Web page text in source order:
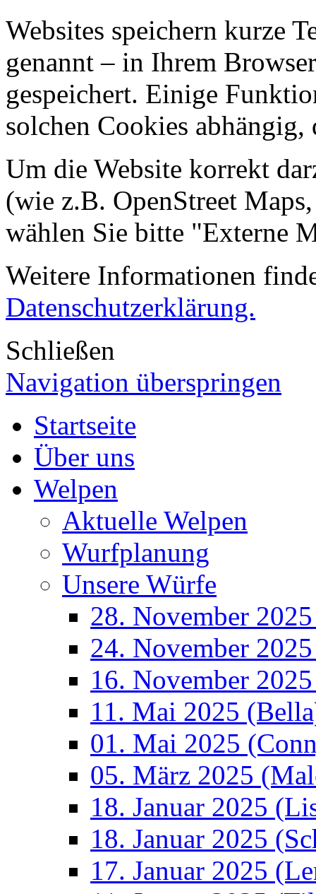
Websites speichern kurze
genannt – in Ihrem
gespeichert. Einige
solchen Cookies
Um die Website korrekt
(wie z.B. OpenStreet
wählen Sie bitte "Externe
Weitere Informationen
Datenschutzerklärung.
Schließen
Navigation überspringen
Startseite
Über uns
Welpen
Aktuelle Welpen
Wurfplanung
Unsere Würfe
28. November
24. November
16. November
11. Mai 2025
01. Mai 2025
05. März 2025
18. Januar 2025
18. Januar 2025
17. Januar 2025